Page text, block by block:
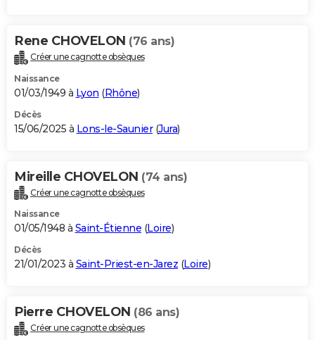
Rene CHOVELON (76 ans)
Créer une cagnotte obsèques
Naissance
01/03/1949 à Lyon (Rhône)
Décès
15/06/2025 à Lons-le-Saunier(Jura)
Mireille CHOVELON (74 ans)
Créer une cagnotte obsèques
Naissance
01/05/1948 à Saint-Étienne (Loire)
Décès
21/01/2023 à Saint-Priest-en-Jarez (Loire)
Pierre CHOVELON (86 ans)
Créer une cagnotte obsèques